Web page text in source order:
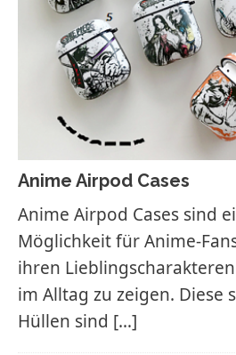
Anime Airpod Cases
Anime Airpod Cases sind
Möglichkeit für Anime-
ihren
im Alltag zu zeigen. Diese
Hüllen sind […]